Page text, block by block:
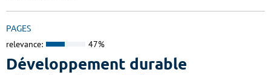
PAGES
relevance: 47%
Développement durable